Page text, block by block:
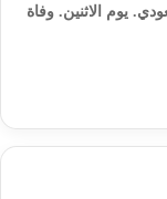
يوم الاثنين. وفاة